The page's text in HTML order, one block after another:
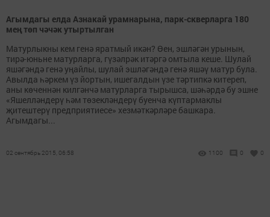
Агымдагы елда Азнакай урамнарына, парк-скверларга 180
мең төп чәчәк утыртылган
Матурлыкны кем генә яратмый икән? Өен, эшләгән урынын,
тирә-юньне матурларга, гүзәлрәк итәргә омтыла кеше. Шулай
яшәгәндә генә уңайлы, шулай эшләгәндә генә яшәү матур була.
Авылда һәркем үз йортын, ишегалдын үзе тәртипкә китереп,
аны көченнән килгәнчә матурларга тырышса, шәһәрдә бу эшне
«Яшелләндерү һәм төзекләндерү буенча күптармаклы
җитештерү предприятиесе» хезмәткәрләре башкара.
Агымдагы...
02 сентябрь 2015, 06:58 1100 0 0